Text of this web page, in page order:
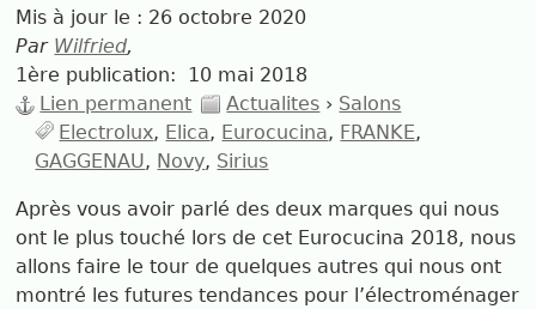
Mis à jour le : 26 octobre 2020
Par Wilfried,
1ère publication: 10 mai 2018
Lien permanent
Actualites › Salons
Electrolux
Elica Eurocucina
FRANKE
GAGGENAU
Novy Sirius
Après vous avoir parlé des deux marques qui nous
ont le plus touché lors de cet Eurocucina 2018, nous
allons faire le tour de quelques autres qui nous ont
montré les futures tendances pour l’électroménager